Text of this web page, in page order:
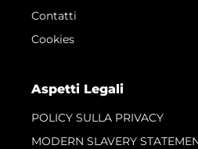
Contatti
Cookies
Aspetti Legali
POLICY SULLA PRIVACY
MODERN SLAVERY